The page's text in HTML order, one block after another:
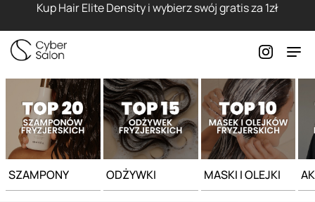
Kup Hair Elite Density i wybierz swój gratis za 1zł
SZAMPONY ODŻYWKI MASKI I OLEJKI
Strona główna - Cyber Salon